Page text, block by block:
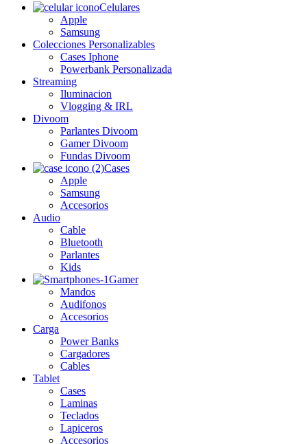
Celulares
Apple
Samsung
Colecciones Personalizables
Cases Iphone
Powerbank Personalizada
Streaming
Iluminacion
Vlogging & IRL
Divoom
Parlantes Divoom
Gamer Divoom
Fundas Divoom
Cases
Apple
Samsung
Accesorios
Audio
Cable
Bluetooth
Parlantes
Kids
Gamer
Mandos
Audifonos
Accesorios
Carga
Power Banks
Cargadores
Cables
Tablet
Cases
Laminas
Teclados
Lapiceros
Accesorios